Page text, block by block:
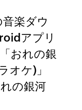
楽ダウ
アプリ
おれの銀
オケ)」
の銀河